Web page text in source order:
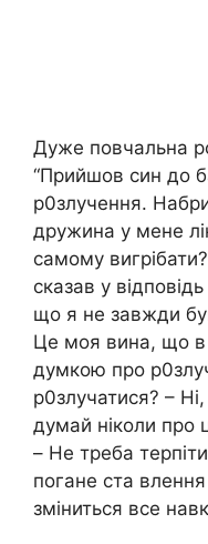
Дуже повчальна
“Прийшов син до
р0злучення.
дружина у мене
самому
сказав у
що я не завжди
Це моя вина, що в
думкою про
р0злучатися? –
думай ніколи про
– Не треба
погане ста
зміниться все